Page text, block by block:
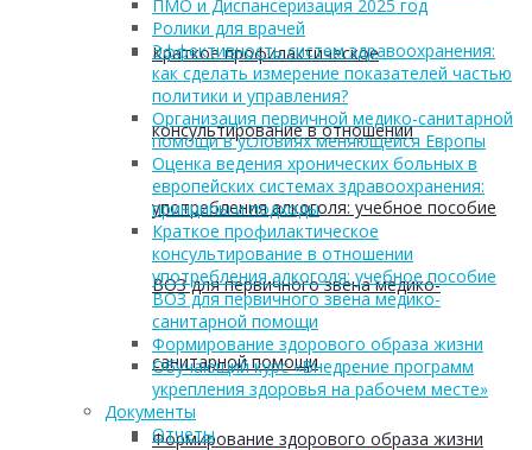
Краткое профилактическое
консультирование в отношении
употребления алкоголя: учебное пособие
ВОЗ для первичного звена медико-
санитарной помощи
Формирование здорового образа жизни
ПМО и Диспансеризация 2025 год
Ролики для врачей
Эффективность систем здравоохранения:
как сделать измерение показателей частью
политики и управления?
Организация первичной медико-санитарной
помощи в условиях меняющейся Европы
Оценка ведения хронических больных в
европейских системах здравоохранения:
принципы и подходы
Краткое профилактическое
консультирование в отношении
употребления алкоголя: учебное пособие
ВОЗ для первичного звена медико-
санитарной помощи
Формирование здорового образа жизни
Обучающий курс «Внедрение программ
укрепления здоровья на рабочем месте»
Документы
Отчеты